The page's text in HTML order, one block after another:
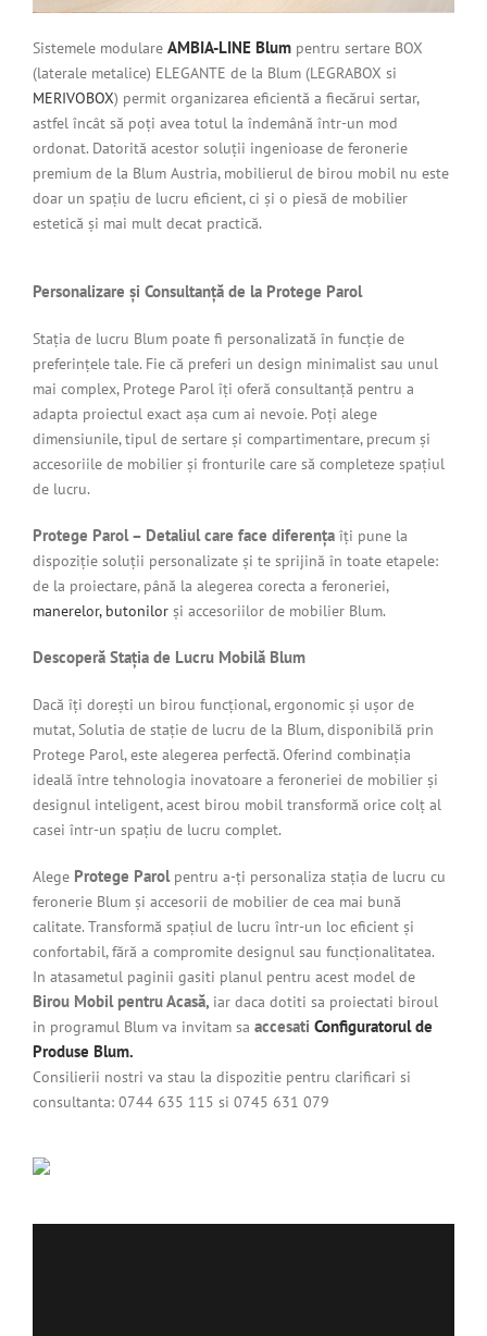
Sistemele modulare AMBIA-LINE Blumpentru sertare BOX
(laterale metalice) ELEGANTE de la Blum (LEGRABOX si
MERIVOBOX) permit organizarea eficientă a fiecărui sertar,
astfel încât să poți avea totul la îndemână într-un mod
ordonat. Datorită acestor soluții ingenioase de feronerie
premium de la Blum Austria, mobilierul de birou mobil nu este
doar un spațiu de lucru eficient, ci și o piesă de mobilier
estetică și mai mult decat practică.
Personalizare și Consultanță de la Protege Parol
Stația de lucru Blum poate fi personalizată în funcție de
preferințele tale. Fie că preferi un design minimalist sau unul
mai complex, Protege Parol îți oferă consultanță pentru a
adapta proiectul exact așa cum ai nevoie. Poți alege
dimensiunile, tipul de sertare și compartimentare, precum și
accesoriile de mobilier și fronturile care să completeze spațiul
de lucru.
Protege Parol – Detaliul care face diferențaîți pune la
dispoziție soluții personalizate și te sprijină în toate etapele:
de la proiectare, până la alegerea corecta a feroneriei,
manerelor, butonilorși accesoriilor de mobilier Blum.
Descoperă Stația de Lucru Mobilă Blum
Dacă îți dorești un birou funcțional, ergonomic și ușor de
mutat, Solutia de stație de lucru de la Blum, disponibilă prin
Protege Parol, este alegerea perfectă. Oferind combinația
ideală între tehnologia inovatoare a feroneriei de mobilier și
designul inteligent, acest birou mobil transformă orice colț al
casei într-un spațiu de lucru complet.
Alege Protege Parolpentru a-ți personaliza stația de lucru cu
feronerie Blum și accesorii de mobilier de cea mai bună
calitate. Transformă spațiul de lucru într-un loc eficient și
confortabil, fără a compromite designul sau funcționalitatea.
In atasametul paginii gasiti planul pentru acest model de
Birou Mobil pentru Acasă, iar daca dotiti sa proiectati biroul
in programul Blum va invitam sa accesati Configuratorul de
Produse Blum.
Consilierii nostri va stau la dispozitie pentru clarificari si
consultanta: 0744 635 115 si 0745 631 079